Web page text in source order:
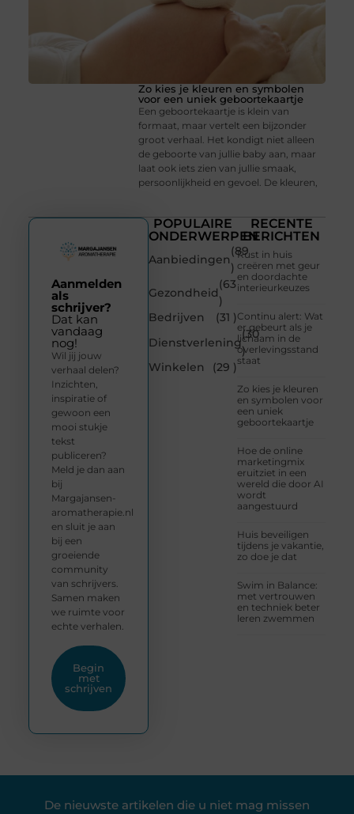
Zo kies je kleuren en symbolen
voor een uniek geboortekaartje
Een geboortekaartje is klein van
formaat, maar vertelt een bijzonder
groot verhaal. Het kondigt niet alleen
de geboorte van jullie baby aan, maar
laat ook iets zien van jullie smaak,
persoonlijkheid en gevoel. De kleuren,
POPULAIRE
ONDERWERPEN
Aanbiedingen
(89
)
Gezondheid
(63
)
Bedrijven
(31 )
Dienstverlening
(30
)
Winkelen
(29 )
RECENTE
BERICHTEN
Rust in huis
creëren met geur
en doordachte
interieurkeuzes
Continu alert: Wat
er gebeurt als je
lichaam in de
overlevingsstand
staat
Zo kies je kleuren
en symbolen voor
een uniek
geboortekaartje
Hoe de online
marketingmix
eruitziet in een
wereld die door AI
wordt
aangestuurd
Huis beveiligen
tijdens je vakantie,
zo doe je dat
Swim in Balance:
met vertrouwen
en techniek beter
leren zwemmen
Aanmelden
als
schrijver?
Dat kan
vandaag
nog!
Wil jij jouw
verhaal delen?
Inzichten,
inspiratie of
gewoon een
mooi stukje
tekst
publiceren?
Meld je dan aan
bij
Margajansen-
aromatherapie.nl
en sluit je aan
bij een
groeiende
community
van schrijvers.
Samen maken
we ruimte voor
echte verhalen.
Begin
met
schrijven
De nieuwste artikelen die u niet mag missen